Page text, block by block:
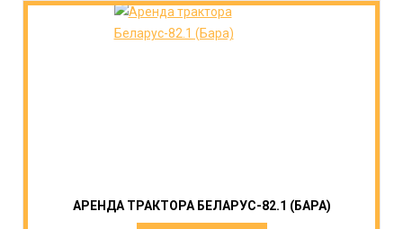
АРЕНДА ТРАКТОРА БЕЛАРУС-82.1 (БАРА)